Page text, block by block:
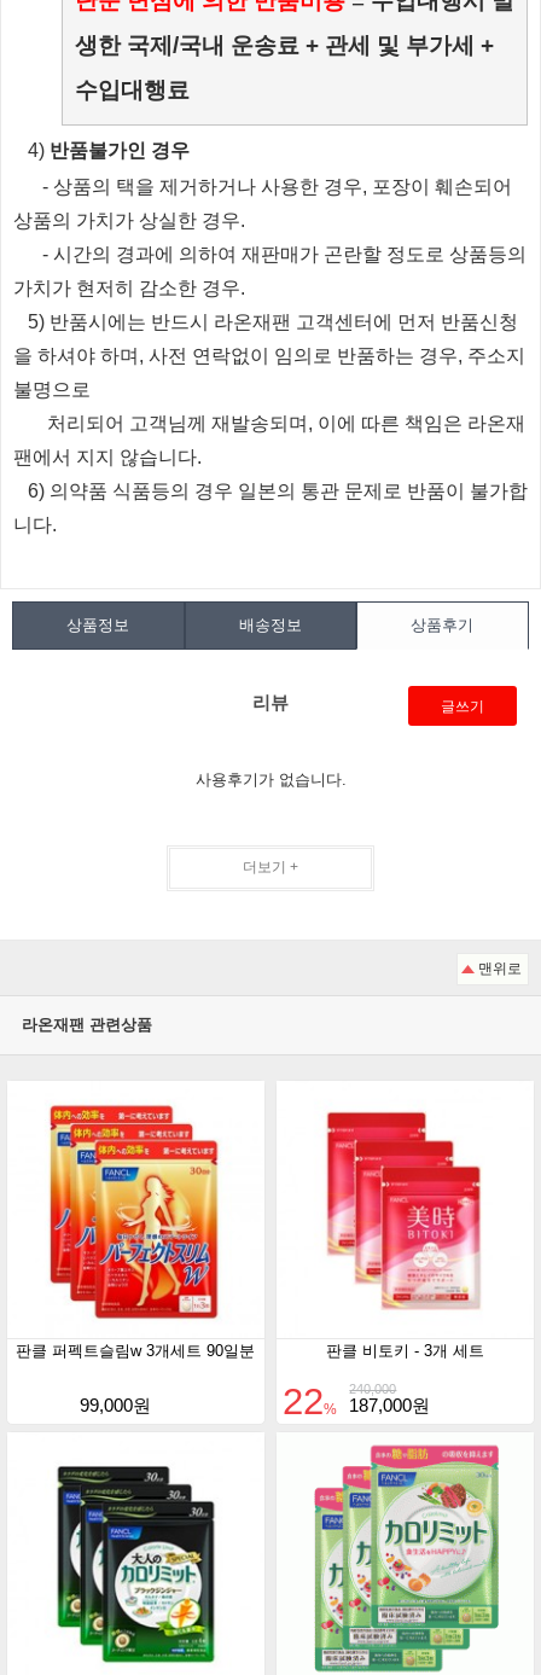
생한 국제/국내 운송료 + 관세 및 부가세 +
수입대행료
​4) 반품불가인 경우
- 상품의 택을 제거하거나 사용한 경우, 포장이 훼손되어
상품의 가치가 상실한 경우.
- 시간의 경과에 의하여 재판매가 곤란할 정도로 상품등의
가치가 현저히 감소한 경우.
5) 반품시에는 반드시 라온재팬 고객센터에 먼저 반품신청
을 하셔야 하며, 사전 연락없이 임의로 반품하는 경우, 주소지
불명으로
처리되 어 고객님께 재발송되며, 이에 따른 책임은 라온재
팬에서 지지 않습니다.
6) 의약품 식품등의 경우 일본의 통관 문제로 반품이 불가합
니다.
상품정보 배송정보 상품후기
리뷰 글쓰기
사용후기가 없습니다.
더보기 +
맨위로
라온재팬 관련상품
판클 퍼펙트슬림w 3개세트 90일분
99,000원
판클 비토키 - 3개 세트
240,000
22% 187,000원